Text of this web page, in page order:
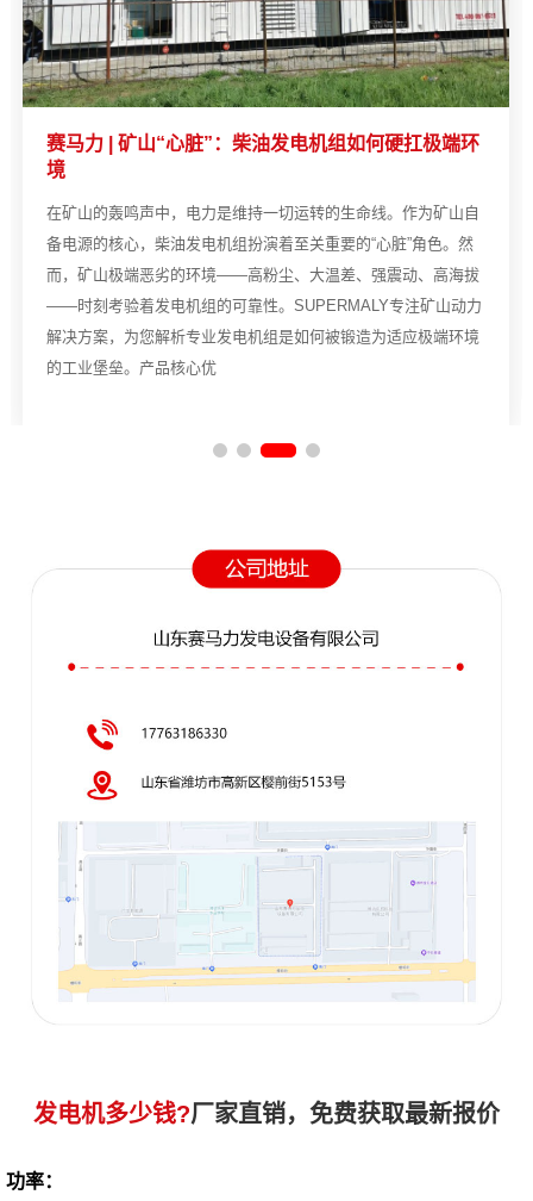
赛马力 | 矿山“心脏”：柴油发电机组如何硬扛极端环
境
在矿山的轰鸣声中，电力是维持一切运转的生命线。作为矿山自
备电源的核心，柴油发电机组扮演着至关重要的“心脏”角色。然
而，矿山极端恶劣的环境——高粉尘、大温差、强震动、高海拔
——时刻考验着发电机组的可靠性。SUPERMALY专注矿山动力
解决方案，为您解析专业发电机组是如何被锻造为适应极端环境
的工业堡垒。产品核心优
发电机多少钱?厂家直销，免费获取最新报价
功率：